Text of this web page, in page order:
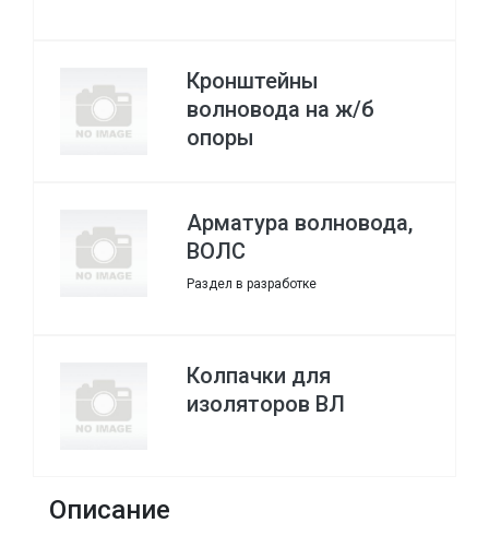
Кронштейны
волновода на ж/б
опоры
Арматура волновода,
ВОЛС
Раздел в разработке
Колпачки для
изоляторов ВЛ
Описание